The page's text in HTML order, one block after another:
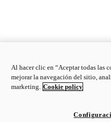
Al hacer clic en “Aceptar todas las
mejorar la navegación del sitio,
marketing. Cookie policy